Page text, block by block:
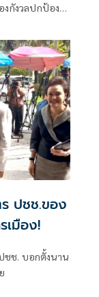
กังวลปกป้อง
ปชช.ของ
เมือง!
ชช. บอกตั้งนาน